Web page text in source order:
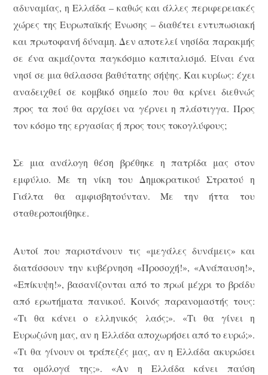
αδυναμίας, η Ελλάδα – καθώς και άλλες περιφερειακές
χώρες της Ευρωπαϊκής Ένωσης – διαθέτει εντυπωσιακή
και πρωτοφανή δύναμη. Δεν αποτελεί νησίδα παρακμής
σε ένα ακμάζοντα παγκόσμιο καπιταλισμό. Είναι ένα
νησί σε μια θάλασσα βαθύτατης σήψης. Και κυρίως: έχει
αναδειχθεί σε κομβικό σημείο που θα κρίνει διεθνώς
προς τα πού θα αρχίσει να γέρνει η πλάστιγγα. Προς
τον κόσμο της εργασίας ή προς τους τοκογλύφους;
Σε μια ανάλογη θέση βρέθηκε η πατρίδα μας στον
εμφύλιο. Με τη νίκη του Δημοκρατικού Στρατού η
Γιάλτα θα αμφισβητούνταν. Με την ήττα του
σταθεροποιήθηκε.
Αυτοί που παριστάνουν τις «μεγάλες δυνάμεις» και
διατάσσουν την κυβέρνηση «Προσοχή!», «Ανάπαυση!»,
«Επίκυψη!», βασανίζονται από το πρωί μέχρι το βράδυ
από ερωτήματα πανικού. Κοινός παρανομαστής τους:
«Τι θα κάνει ο ελληνικός λαός;». «Τι θα γίνει η
Ευρωζώνη μας, αν η Ελλάδα αποχωρήσει από το ευρώ;».
«Τι θα γίνουν οι τράπεζές μας, αν η Ελλάδα ακυρώσει
τα ομόλογά της;». «Αν η Ελλάδα κάνει παύση